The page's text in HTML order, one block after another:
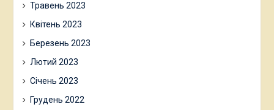
Травень 2023
Квітень 2023
Березень 2023
Лютий 2023
Січень 2023
Грудень 2022